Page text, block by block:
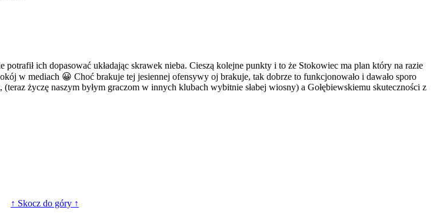
ich dopasować układając skrawek nieba. Cieszą kolejne punkty i to że Stokowiec ma plan który na razie
w mediach 😀 Choć brakuje tej jesiennej ofensywy oj brakuje, tak dobrze to funkcjonowało i dawało sporo
życzę naszym byłym graczom w innych klubach wybitnie słabej wiosny) a Gołębiewskiemu skuteczności z
↑ Skocz do góry ↑